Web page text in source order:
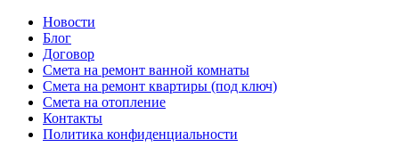
Новости
Блог
Договор
Смета на ремонт ванной комнаты
Смета на ремонт квартиры (под ключ)
Смета на отопление
Контакты
Политика конфиденциальности